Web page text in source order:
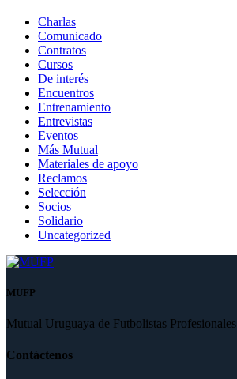
Charlas
Comunicado
Contratos
Cursos
De interés
Encuentros
Entrenamiento
Entrevistas
Eventos
Más Mutual
Materiales de apoyo
Reclamos
Selección
Socios
Solidario
Uncategorized
MUFP
Mutual Uruguaya de Futbolistas Profesionales
Contáctenos